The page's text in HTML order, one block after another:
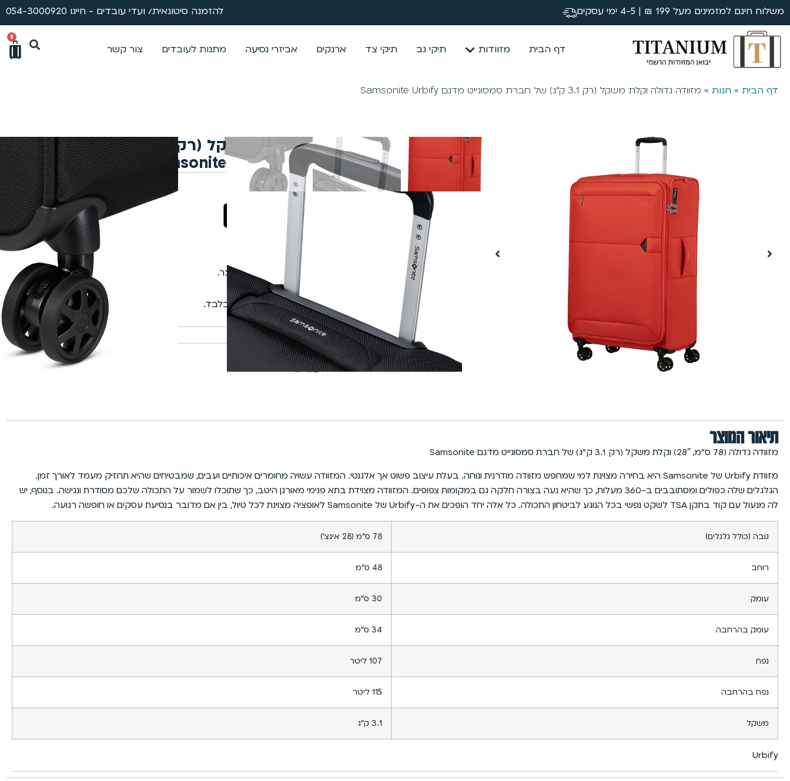
משלוח חינם למזמינים מעל 199 ₪ | 4-5 ימי עסקים להזמנה סיטונאית/ ועדי עובדים - חייגו 054-3000920
דף הבית מזוודות תיקי גב תיקי צד ארנקים אביזרי נסיעה מתנות לעובדים צור קשר
0
דף הבית » חנות » מזוודה גדולה וקלת משקל (רק 3.1 ק”ג) של חברת סמסונייט מדגם Samsonite Urbify
מזוודה גדולה וקלת משקל (רק 3.1 ק”ג) של חברת
סמסונייט מדגם Samsonite Urbify
₪ 1,199
₪950
הוספה לסל
שליח עד הבית יגיע וימסור לך את המוצר.
למה טיטניום?
שירות ותיקונים
ייעוץ מקצועי
משלוחי אקספרס
שירות מכל הלב
פריסת תשלומים נוחה
קטגוריה מזוודות סמסונייט
תיאור המוצר
מזוודה גדולה (78 ס”מ, 28″) וקלת משקל (רק 3.1 ק”ג) של חברת סמסונייט מדגם Samsonite
מזוודת Urbify של Samsonite היא בחירה מצוינת למי שמחפש מזוודה מודרנית ונוחה. בעלת עיצוב פשוט אך אלגנטי. המזוודה עשויה מחומרים איכותיים ועבים, שמבטיחים שהיא תחזיק מעמד לאורך זמן.
הגלגלים שלה כפולים ומסתובבים ב-360 מעלות, כך שהיא נעה בצורה חלקה גם במקומות צפופים. המזוודה מצוידת בתא פנימי מאורגן היטב, כך שתוכלו לשמור על התכולה שלכם מסודרת ונגישה. בנוסף, יש
לה מנעול עם קוד בתקן TSA לשקט נפשי בכל הנוגע לביטחון התכולה. כל אלה יחד הופכים את ה-Urbify של Samsonite לאופציה מצוינת לכל טיול, בין אם מדובר בנסיעת עסקים או חופשה רגועה.
גובה (כולל גלגלים) 78 ס”מ (28 אינצ’)
רוחב 48 ס”מ
עומק 30 ס”מ
עומק בהרחבה 34 ס”מ
נפח 107 ליטר
נפח בהרחבה 115 ליטר
משקל 3.1 ק”ג
Urbify